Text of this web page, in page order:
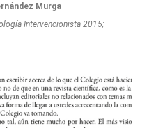
Murga
Intervencionista 2015;